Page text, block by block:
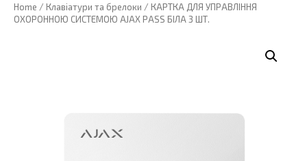
Home / Клавіатури та брелоки / КАРТКА ДЛЯ УПРАВЛІННЯ
ОХОРОННОЮ СИСТЕМОЮ AJAX PASS БІЛА 3 ШТ.